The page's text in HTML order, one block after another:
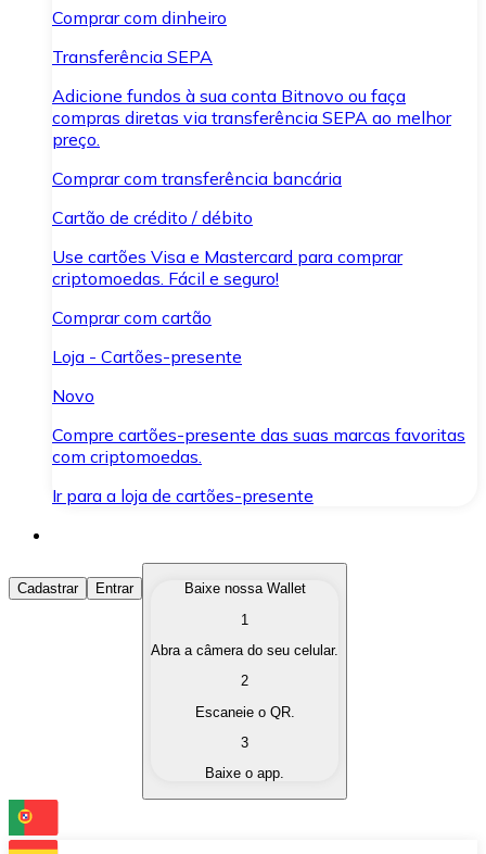
Comprar com dinheiro
Transferência SEPA
Adicione fundos à sua conta Bitnovo ou faça
compras diretas via transferência SEPA ao melhor
preço.
Comprar com transferência bancária
Cartão de crédito / débito
Use cartões Visa e Mastercard para comprar
criptomoedas. Fácil e seguro!
Comprar com cartão
Loja - Cartões-presente
Novo
Compre cartões-presente das suas marcas favoritas
com criptomoedas.
Ir para a loja de cartões-presente
Comprar Criptomoedas
Compre as criptomoedas de seu interesse de forma
Converta suas criptomoedas em moeda fiduciária
Troque uma criptomoeda por outra
Cadastrar Entrar
Baixe nossa Wallet
1
Abra a câmera do seu celular.
2
Escaneie o QR.
3
Baixe o app.